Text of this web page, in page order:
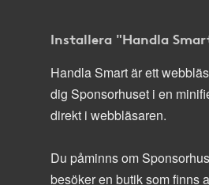
Installera "Handla
Handla Smart är ett
dig Sponsorhuset i en
direkt i webbläsaren.
Du påminns om
besöker en butik som finns